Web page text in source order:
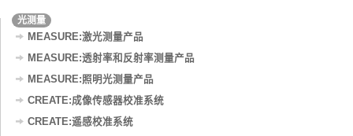
光测量
MEASURE:激光测量产品
MEASURE:透射率和反射率测量产品
MEASURE:照明光测量产品
CREATE:成像传感器校准系统
CREATE:遥感校准系统